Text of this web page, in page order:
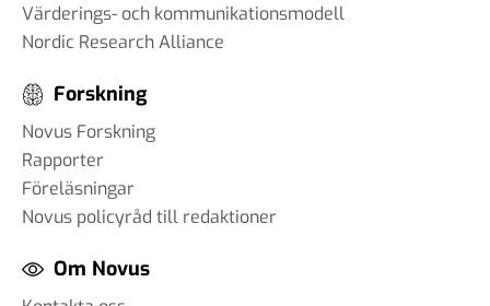
Värderings- och kommunikationsmodell
Nordic Research Alliance
Forskning
Novus Forskning
Rapporter
Föreläsningar
Novus policyråd till redaktioner
Om Novus